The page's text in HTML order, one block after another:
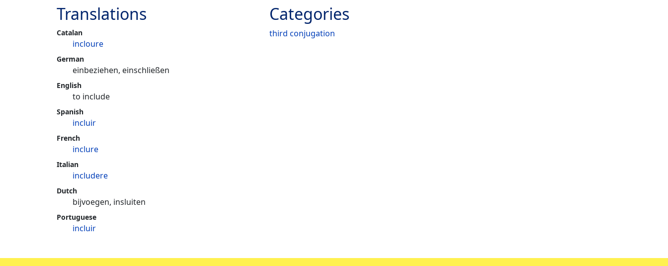
Categories
third conjugation
Translations
Catalan
incloure
German
einbeziehen, einschließen
English
to include
Spanish
incluir
French
inclure
Italian
includere
Dutch
bijvoegen, insluiten
Portuguese
incluir